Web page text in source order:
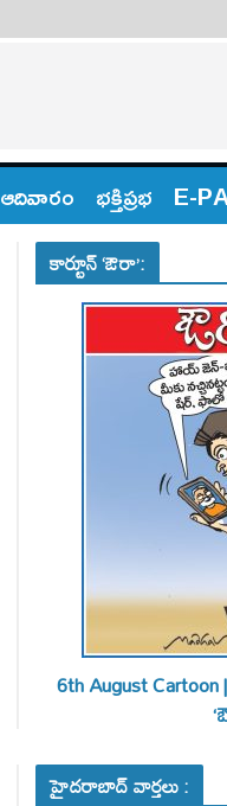
ఆదివారం భక్తిప్రభ E-
కార్టూన్ ‘ఔరా’:
6th August
హైదరాబాద్ వార్తలు :